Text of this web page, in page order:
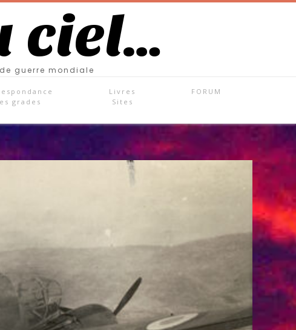
ciel…
guerre mondiale
grades
Livres
Sites
FORUM